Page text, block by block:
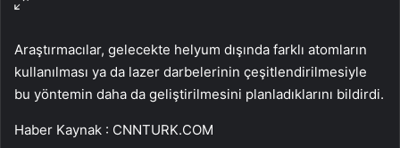
Araştırmacılar, gelecekte helyum dışında farklı atomların
kullanılması ya da lazer darbelerinin çeşitlendirilmesiyle
bu yöntemin daha da geliştirilmesini planladıklarını bildirdi.
Haber Kaynak : CNNTURK.COM